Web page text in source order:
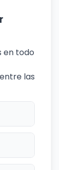
en todo
las